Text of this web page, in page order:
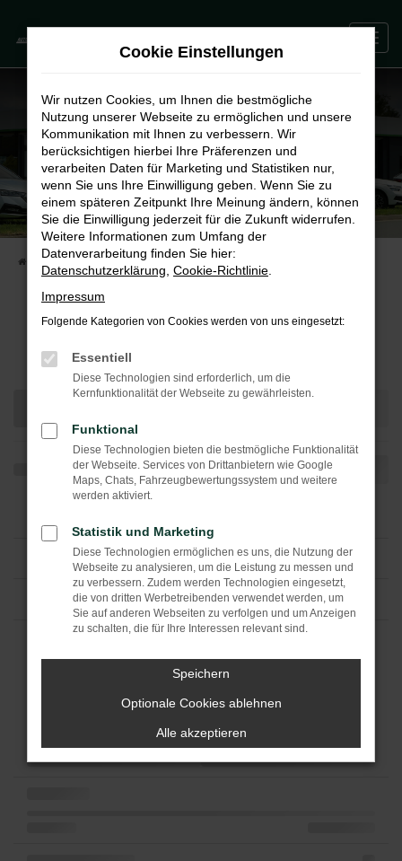
Zum
Hauptinhalt
STARTSEITE TEILEN
Fahrzeug-Showroom
Cookie Einstellungen
Wir nutzen Cookies, um Ihnen die bestmögliche
Nutzung unserer Webseite zu ermöglichen und unsere
Kommunikation mit Ihnen zu verbessern. Wir
berücksichtigen hierbei Ihre Präferenzen und
verarbeiten Daten für Marketing und Statistiken nur,
wenn Sie uns Ihre Einwilligung geben. Wenn Sie zu
einem späteren Zeitpunkt Ihre Meinung ändern, können
Sie die Einwilligung jederzeit für die Zukunft widerrufen.
Weitere Informationen zum Umfang der
Datenverarbeitung finden Sie hier:
Datenschutzerklärung Cookie-Richtlinie
Impressum
Folgende Kategorien von Cookies werden von uns eingesetzt:
Essentiell
Diese Technologien sind erforderlich, um die
Kernfunktionalität der Webseite zu gewährleisten.
Funktional
Diese Technologien bieten die bestmögliche Funktionalität
der Webseite. Services von Drittanbietern wie Google
Maps, Chats, Fahrzeugbewertungssystem und weitere
werden aktiviert.
Statistik und Marketing
Diese Technologien ermöglichen es uns, die Nutzung der
Webseite zu analysieren, um die Leistung zu messen und
zu verbessern. Zudem werden Technologien eingesetzt,
die von dritten Werbetreibenden verwendet werden, um
Sie auf anderen Webseiten zu verfolgen und um Anzeigen
zu schalten, die für Ihre Interessen relevant sind.
Speichern
Optionale Cookies ablehnen
Alle akzeptieren